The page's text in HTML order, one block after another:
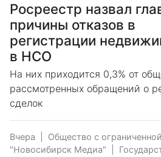
Росреестр назвал
причины отказов в
регистрации
в НСО
На них приходится 0,3% от
рассмотренных обращений о
сделок
Вчера
Общество с
"Новосибирск Медиа"